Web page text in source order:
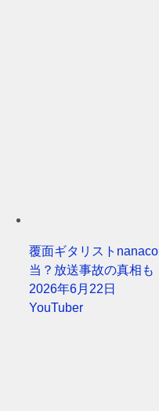
覆面ギタリスト
当？放送事故の真相も
2026年6月22日
YouTuber